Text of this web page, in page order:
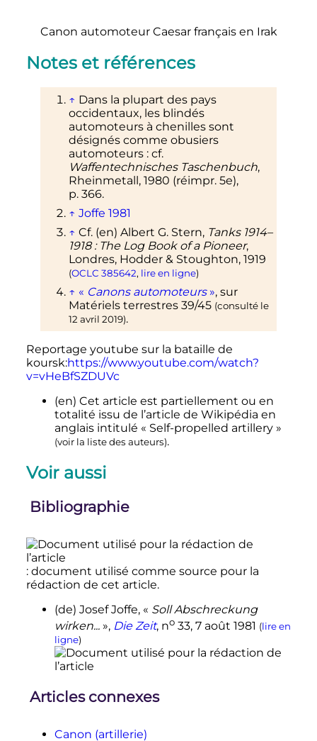
Canon automoteur Caesar français en Irak
Notes et références
↑ Dans la plupart des pays
occidentaux, les blindés
automoteurs à chenilles sont
désignés comme obusiers
automoteurs : cf.
Waffentechnisches Taschenbuch,
Rheinmetall, 1980 (réimpr. 5e),
p. 366.
↑ Joffe 1981
↑ Cf. (en) Albert G. Stern, Tanks 1914–
1918 : The Log Book of a Pioneer,
Londres, Hodder & Stoughton, 1919
(OCLC 385642, lire en ligne)
↑ « Canons automoteurs », sur
Matériels terrestres 39/45 (consulté le
12 avril 2019).
Reportage youtube sur la bataille de
koursk:https://www.youtube.com/watch?
v=vHeBfSZDUVc
(en) Cet article est partiellement ou en
totalité issu de l’article de Wikipédia en
anglais intitulé « Self-propelled artillery»
(voir la liste des auteurs).
Voir aussi
Bibliographie
: document utilisé comme source pour la
rédaction de cet article.
(de) JosefJoffe, « Soll Abschreckung
wirken...», Die Zeit, no33, 7 août 1981 (lire en
ligne)
Articles connexes
Canon (artillerie)